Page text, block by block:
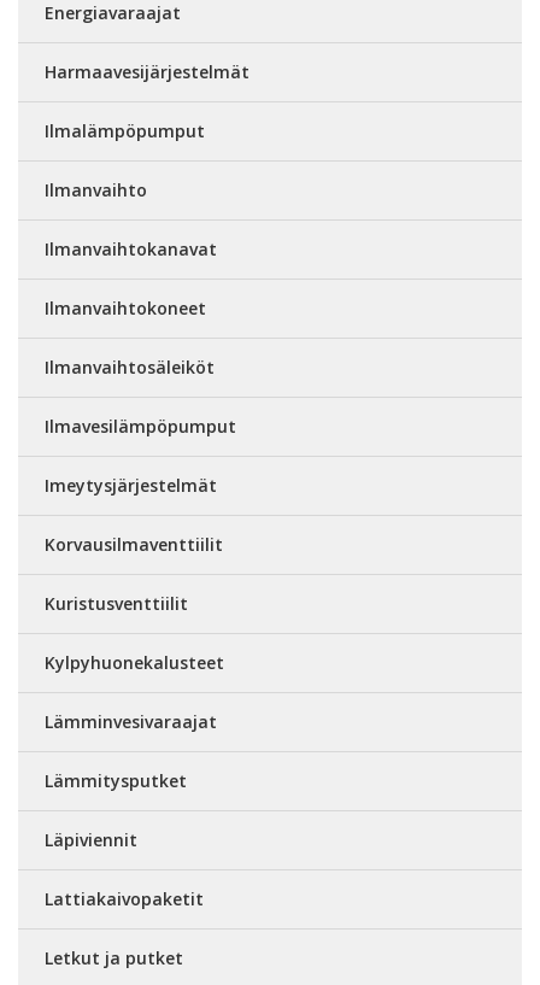
Energiavaraajat
Harmaavesijärjestelmät
Ilmalämpöpumput
Ilmanvaihto
Ilmanvaihtokanavat
Ilmanvaihtokoneet
Ilmanvaihtosäleiköt
Ilmavesilämpöpumput
Imeytysjärjestelmät
Korvausilmaventtiilit
Kuristusventtiilit
Kylpyhuonekalusteet
Lämminvesivaraajat
Lämmitysputket
Läpiviennit
Lattiakaivopaketit
Letkut ja putket